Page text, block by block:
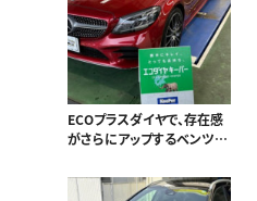
ECOプラスダイヤで、存在感
がさらにアップするベンツ